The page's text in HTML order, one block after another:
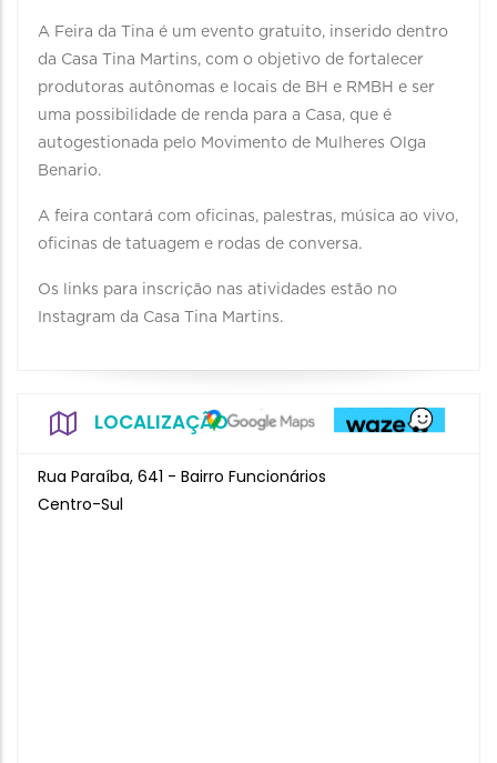
A Feira da Tina é um evento gratuito, inserido dentro
da Casa Tina Martins, com o objetivo de fortalecer
produtoras autônomas e locais de BH e RMBH e ser
uma possibilidade de renda para a Casa, que é
autogestionada pelo Movimento de Mulheres Olga
Benario.
A feira contará com oficinas, palestras, música ao vivo,
oficinas de tatuagem e rodas de conversa.
Os links para inscrição nas atividades estão no
Instagram da Casa Tina Martins.
LOCALIZAÇÃO
Rua Paraíba, 641 - Bairro Funcionários
Centro-Sul